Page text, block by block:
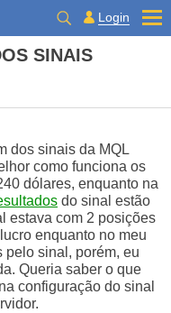
Login
SINAIS
dos sinais da MQL
como funciona os
dólares, enquanto na
do sinal estão
estava com 2 posições
enquanto no meu
pelo sinal, porém, eu
Queria saber o que
configuração do sinal